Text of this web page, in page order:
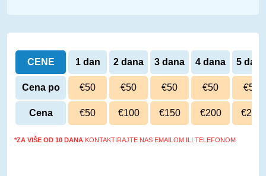
CENE 1 dan 2 dana 3 dana 4 dana 5 dana
Cena po
danu
€50 €50 €50 €50 €50
Cena €50 €100 €150 €200 €250
*ZA VIŠE OD 10 DANA KONTAKTIRAJTE NAS EMAILOM ILI TELEFONOM